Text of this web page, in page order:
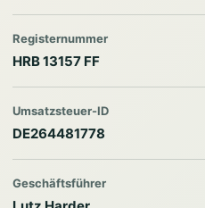
Registernummer
HRB 13157 FF
Umsatzsteuer-ID
DE264481778
Geschäftsführer